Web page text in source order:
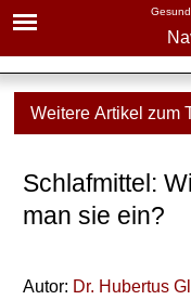
Weitere Artikel zum
Schlafmittel:
man sie ein?
Autor: Dr. Hubertus
Navigator-Medizin.de
► Krankheiten
►
Navigator-
Medizin.de
▾
Schlafmittel
Nebenwirkungen